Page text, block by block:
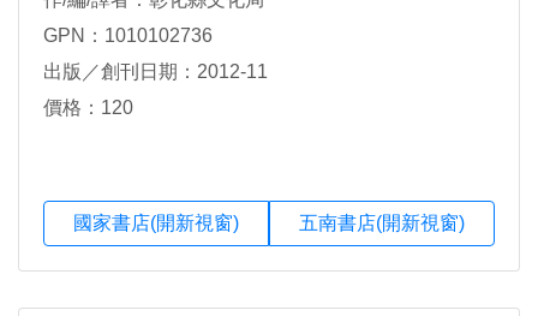
GPN：1010102736
出版／創刊日期：2012-11
價格：120
國家書店(開新視窗) 五南書店(開新視窗)